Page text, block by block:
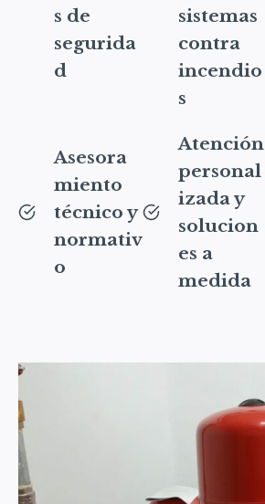
s de
segurida
d
sistemas
contra
incendio
s
Asesora
miento
técnico y
normativ
o
Atención
personal
izada y
solucion
es a
medida